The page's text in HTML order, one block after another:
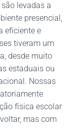
levadas a
presencial,
eficiente e
tiveram um
desde muito
estaduais ou
Nossas
física escolar
mas com